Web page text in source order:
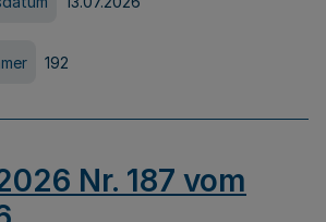
192
Nr. 187 vom